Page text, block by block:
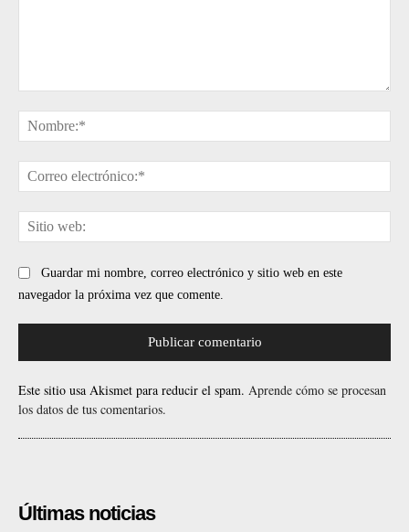
Guardar mi nombre, correo electrónico y sitio web en este
navegador la próxima vez que comente.
Este sitio usa Akismet para reducir el spam. Aprende cómo se procesan
los datos de tus comentarios.
Últimas noticias